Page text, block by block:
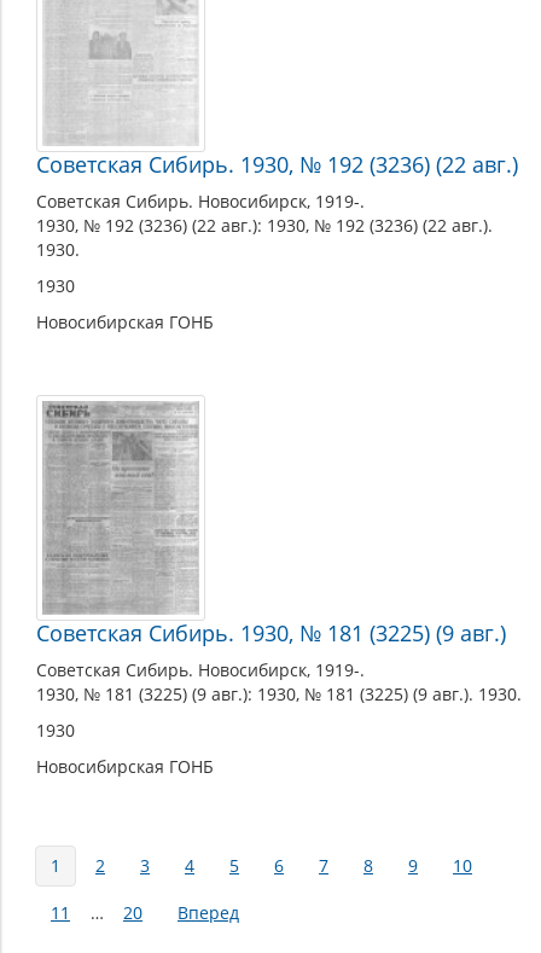
Советская Сибирь. 1930, № 192 (3236) (22 авг.)
Советская Сибирь. Новосибирск, 1919-.
1930, № 192 (3236) (22 авг.): 1930, № 192 (3236) (22 авг.).
1930.
1930
Новосибирская ГОНБ
Советская Сибирь. 1930, № 181 (3225) (9 авг.)
Советская Сибирь. Новосибирск, 1919-.
1930, № 181 (3225) (9 авг.): 1930, № 181 (3225) (9 авг.). 1930.
1930
Новосибирская ГОНБ
Страницы
1 2 3 4 5 6 7 8 9 10
11 … 20 Вперед